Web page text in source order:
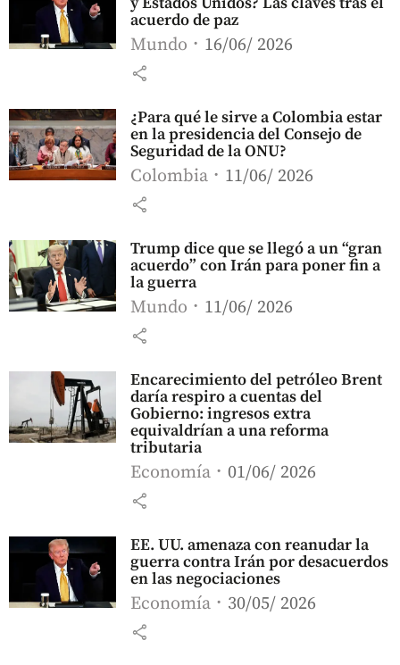
acuerdo de paz
Mundo 16/06/ 2026
share
¿Para qué le sirve a Colombia estar
en la presidencia del Consejo de
Seguridad de la ONU?
Colombia 11/06/ 2026
share
Trump dice que se llegó a un “gran
acuerdo” con Irán para poner fin a
la guerra
Mundo 11/06/ 2026
share
Encarecimiento del petróleo Brent
daría respiro a cuentas del
Gobierno: ingresos extra
equivaldrían a una reforma
tributaria
Economía 01/06/ 2026
share
EE. UU. amenaza con reanudar la
guerra contra Irán por desacuerdos
en las negociaciones
Economía 30/05/ 2026
share